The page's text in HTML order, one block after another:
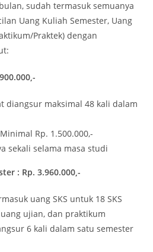
sudah termasuk semuanya
Uang Kuliah Semester, Uang
Praktek) dengan
diangsur maksimal 48 kali dalam
Rp. 1.500.000,-
sekali selama masa studi
: Rp. 3.960.000,-
uang SKS untuk 18 SKS
uang ujian, dan praktikum
6 kali dalam satu semester